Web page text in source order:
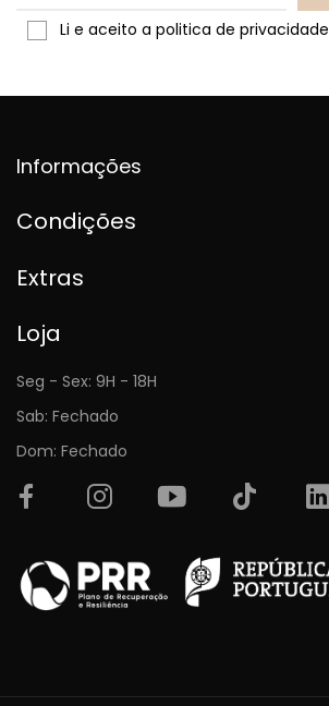
Li e aceito a politica de privacidade
Informações
Condições
Extras
Loja
Seg - Sex: 9H - 18H
Sab: Fechado
Dom: Fechado